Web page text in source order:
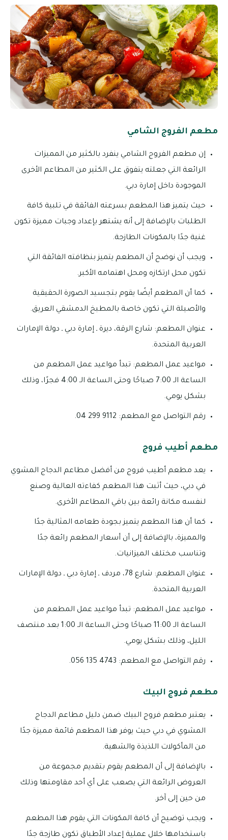
مطعم الفروج الشامي
إن مطعم الفروج الشامي ينفرد بالكثير من المميزات
الرائعة التي جعلته يتفوق على الكثير من المطاعم الأخرى
الموجودة داخل إمارة دبي.
حيث يتميز هذا المطعم بسرعته الفائقة في تلبية كافة
الطلبات بالإضافة إلى أنه يشتهر بإعداد وجبات مميزة تكون
غنية جدًا بالمكونات الطازجة.
ويجب أن نوضح أن المطعم يتميز بنظافته الفائقة التي
تكون محل ارتكازه ومحل اهتمامه الأكبر.
كما أن المطعم أيضًا يقوم بتجسيد الصورة الحقيقية
والأصيلة التي تكون خاصة بالمطبخ الدمشقي العريق.
عنوان المطعم: شارع الرقة، ديرة ـ إمارة دبي ـ دولة الإمارات
العربية المتحدة.
مواعيد عمل المطعم: تبدأ مواعيد عمل المطعم من
الساعة الـ 7:00 صباحًا وحتى الساعة الـ 4:00 فجرًا، وذلك
بشكل يومي.
رقم التواصل مع المطعم: 9112 299 04.
مطعم أطيب فروج
يعد مطعم أطيب فروج من أفضل مطاعم الدجاج المشوي
في دبي، حيث أثبت هذا المطعم كفاءته العالية وصنع
لنفسه مكانة رائعة بين باقي المطاعم الأخرى.
كما أن هذا المطعم يتميز بجودة طعامه المثالية جدًا
والمميزة، بالإضافة إلى أن أسعار المطعم رائعة جدًا
وتناسب مختلف الميزانيات.
عنوان المطعم: شارع 78، مردف ـ إمارة دبي ـ دولة الإمارات
العربية المتحدة.
مواعيد عمل المطعم: تبدأ مواعيد عمل المطعم من
الساعة الـ 11:00 صباحًا وحتى الساعة الـ 1:00 بعد منتصف
الليل، وذلك بشكل يومي.
رقم التواصل مع المطعم: 4743 135 056.
مطعم فروج البيك
يعتبر مطعم فروج البيك ضمن دليل مطاعم الدجاج
المشوي في دبي حيث يوفر هذا المطعم قائمة مميزة جدًا
من المأكولات اللذيذة والشهية.
بالإضافة إلى أن المطعم يقوم بتقديم مجموعة من
العروض الرائعة التي يصعب على أي أحد مقاومتها وذلك
من حين إلى آخر.
ويجب توضيح أن كافة المكونات التي يقوم هذا المطعم
باستخدامها خلال عملية إعداد الأطباق تكون طازجة جدًا